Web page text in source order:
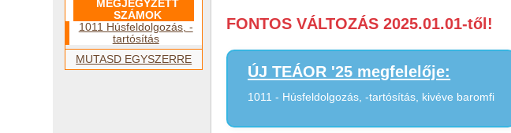
MEGJEGYZETT
SZÁMOK
1011 Húsfeldolgozás, -
tartósítás
MUTASD EGYSZERRE
FONTOS VÁLTOZÁS 2025.01.01-től!
ÚJ TEÁOR '25 megfelelője:
1011 - Húsfeldolgozás, -tartósítás, kivéve baromfi